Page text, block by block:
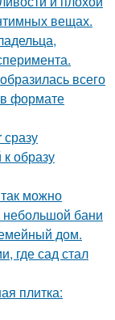
вещах.
всего
в формате
образу
можно
небольшой бани
дом.
где сад стал
плитка: